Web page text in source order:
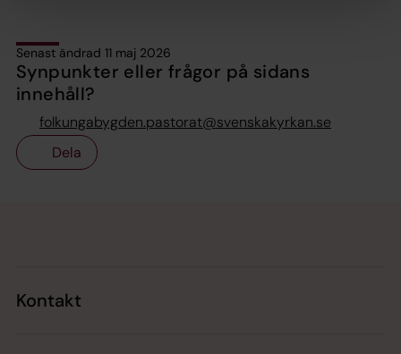
Senast ändrad 11 maj 2026
Synpunkter eller frågor på sidans
innehåll?
folkungabygden.pastorat@svenskakyrkan.se
Dela
Kontakt